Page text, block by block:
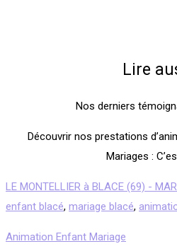
Lire
Nos derniers
Découvrir nos prestations
Mariages :
LE MONTELLIER à BLACE (69) -
enfant blacé, mariage blacé,
Animation Enfant Mariage